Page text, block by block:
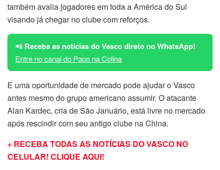
também avalia jogadores em toda a América do Sul
visando já chegar no clube com reforços.
📲 Receba as notícias do Vasco direto no WhatsApp!
Entre no canal do Papo na Colina
E uma oportunidade de mercado pode ajudar o Vasco
antes mesmo do grupo americano assumir. O atacante
Alan Kardec, cria de São Januário, está livre no mercado
após rescindir com seu antigo clube na China.
+ RECEBA TODAS AS NOTÍCIAS DO VASCO NO
CELULAR! CLIQUE AQUI!